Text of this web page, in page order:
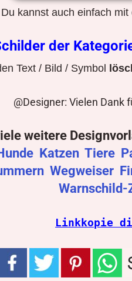
Du kannst auch einfach mit
der
Text / Bild / Symbol
@Designer: Vielen Dank
weitere
Katzen Tiere
Wegweiser
Linkkopie